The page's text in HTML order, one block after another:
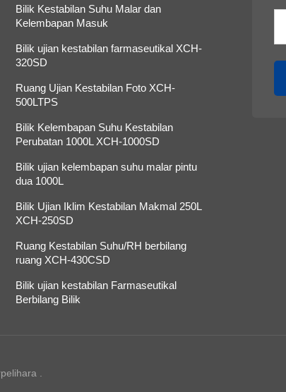
Bilik Kestabilan Suhu Malar dan
Kelembapan Masuk
Bilik ujian kestabilan farmaseutikal XCH-
320SD
Ruang Ujian Kestabilan Foto XCH-
500LTPS
Bilik Kelembapan Suhu Kestabilan
Perubatan 1000L XCH-1000SD
Bilik ujian kelembapan suhu malar pintu
dua 1000L
Bilik Ujian Iklim Kestabilan Makmal 250L
XCH-250SD
Ruang Kestabilan Suhu/RH berbilang
ruang XCH-430CSD
Bilik ujian kestabilan Farmaseutikal
Berbilang Bilik
.